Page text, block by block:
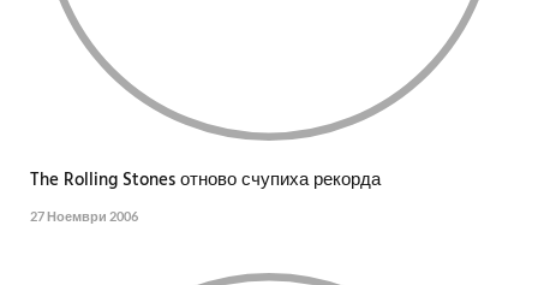
The Rolling Stones отново счупиха рекорда
27 Ноември 2006